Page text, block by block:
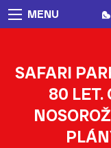
MENU
SAFARI
80 LET.